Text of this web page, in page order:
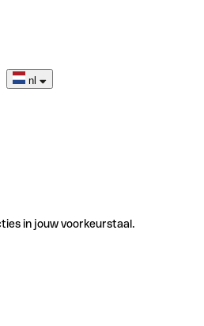
nl
in jouw voorkeurstaal.